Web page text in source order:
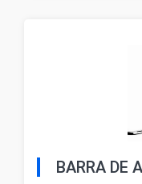
BARRA DE